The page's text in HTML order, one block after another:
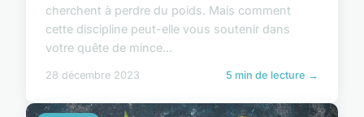
cherchent à perdre du poids. Mais comment
cette discipline peut-elle vous soutenir dans
votre quête de mince...
28 décembre 2023 5 min de lecture →